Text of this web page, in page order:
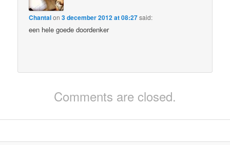
Chantalon3 december 2012 at 08:27said:
een hele goede doordenker
Comments are closed.